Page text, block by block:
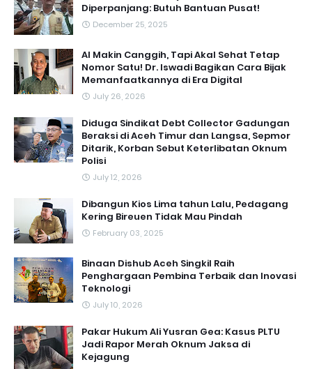
Diperpanjang: Butuh Bantuan Pusat!
December 25, 2025
AI Makin Canggih, Tapi Akal Sehat Tetap
Nomor Satu! Dr. Iswadi Bagikan Cara Bijak
Memanfaatkannya di Era Digital
July 26, 2026
Diduga Sindikat Debt Collector Gadungan
Beraksi di Aceh Timur dan Langsa, Sepmor
Ditarik, Korban Sebut Keterlibatan Oknum
Polisi
July 12, 2026
Dibangun Kios Lima tahun Lalu, Pedagang
Kering Bireuen Tidak Mau Pindah
February 03, 2025
Binaan Dishub Aceh Singkil Raih
Penghargaan Pembina Terbaik dan Inovasi
Teknologi
July 10, 2026
Pakar Hukum Ali Yusran Gea: Kasus PLTU
Jadi Rapor Merah Oknum Jaksa di
Kejagung